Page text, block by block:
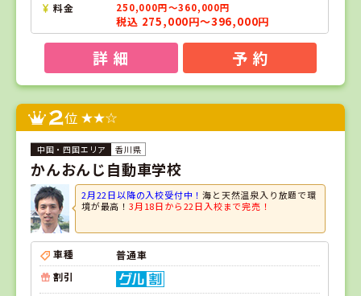
料金
250,000円～360,000円
税込 275,000円～396,000円
詳 細 予 約
2位
香川県
かんおんじ自動車学校
2月22日以降の入校受付中！海と天然温泉入り放題で環
境が最高！3月18日から22日入校まで完売！
車種
普通車
割引